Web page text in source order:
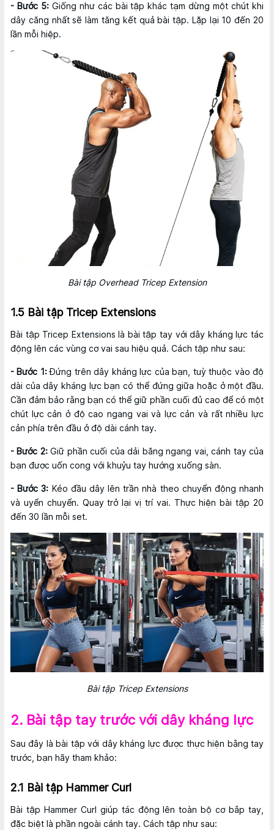
- Bước 5:Giống như các bài tập khác tạm dừng một chút khi
dây căng nhất sẽ làm tăng kết quả bài tập. Lặp lại 10 đến 20
lần mỗi hiệp.
Bài tập Overhead Tricep Extension
1.5 Bài tập Tricep Extensions
Bài tập Tricep Extensions là bài tập tay với dây kháng lực tác
động lên các vùng cơ vai sau hiệu quả. Cách tập như sau:
- Bước 1:Đứng trên dây kháng lực của bạn, tuỳ thuộc vào độ
dài của dây kháng lực bạn có thể đứng giữa hoặc ở một đầu.
Cần đảm bảo rằng bạn có thể giữ phần cuối đủ cao để có một
chút lực cản ở độ cao ngang vai và lực cản và rất nhiều lực
cản phía trên đầu ở độ dài cánh tay.
- Bước 2:Giữ phần cuối của dải băng ngang vai, cánh tay của
bạn được uốn cong với khuỷu tay hướng xuống sàn.
- Bước 3: Kéo đầu dây lên trần nhà theo chuyển động nhanh
và uyển chuyển. Quay trở lại vị trí vai. Thực hiện bài tập 20
đến 30 lần mỗi set.
Bài tập Tricep Extensions
2. Bài tập tay trước với dây kháng lực
Sau đây là bài tập với dây kháng lực được thực hiện bằng tay
trước, bạn hãy tham khảo:
2.1 Bài tập Hammer Curl
Bài tập Hammer Curl giúp tác động lên toàn bộ cơ bắp tay,
đặc biệt là phần ngoài cánh tay. Cách tập như sau: